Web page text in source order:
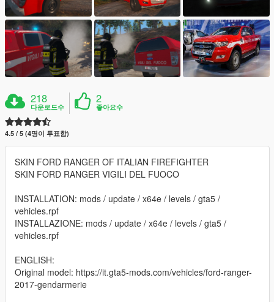
218
다운로드수
2
좋아요수
4.5 / 5 (4명이 투표함)
SKIN FORD RANGER OF ITALIAN FIREFIGHTER
SKIN FORD RANGER VIGILI DEL FUOCO
INSTALLATION: mods / update / x64e / levels / gta5 /
vehicles.rpf
INSTALLAZIONE: mods / update / x64e / levels / gta5 /
vehicles.rpf
ENGLISH:
Original model: https://it.gta5-mods.com/vehicles/ford-ranger-
2017-gendarmerie